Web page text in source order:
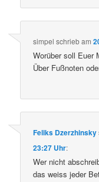
simpel schriebam
Worüber soll Euer
Über Fußnoten
Feliks Dzerzhinsky
23:27 Uhr:
Wer nicht
das weiss jeder